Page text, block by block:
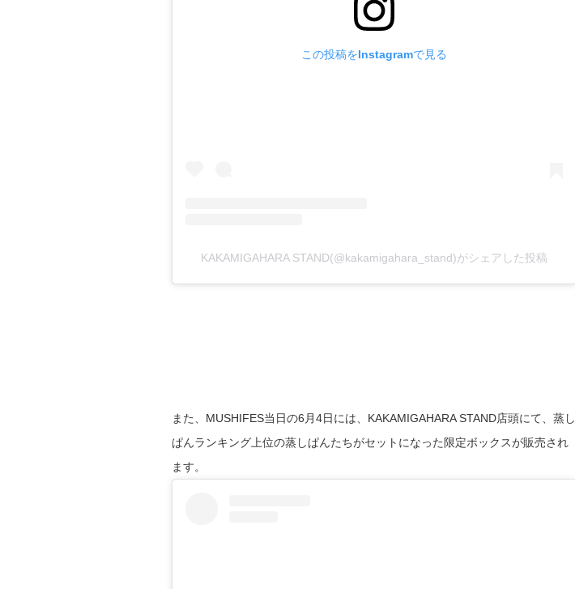
この投稿をInstagramで見る
KAKAMIGAHARA STAND(@kakamigahara_stand)がシェアした投稿
また、MUSHIFES当日の6月4日には、KAKAMIGAHARA STAND店頭にて、蒸し
ぱんランキング上位の蒸しぱんたちがセットになった限定ボックスが販売され
ます。